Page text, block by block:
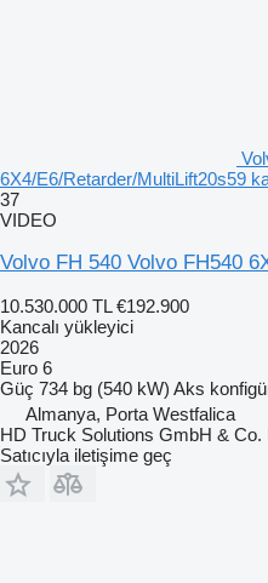
6X4/E6/Retarder/MultiLift20s59
37
VIDEO
Volvo FH 540 Volvo FH540
10.530.000 TL €192.900
Kancalı yükleyici
2026
Euro 6
Güç 734 bg (540 kW) Aks
Almanya, Porta Westfalica
HD Truck Solutions GmbH & Co.
Satıcıyla iletişime geç